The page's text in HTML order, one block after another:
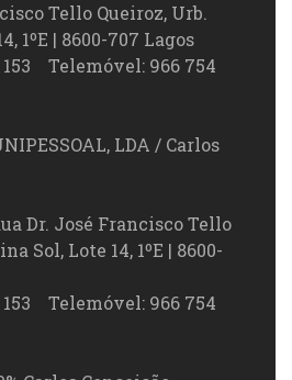
Tello Queiroz, Urb.
1ºE | 8600-707 Lagos
153 Telemóvel: 966 754
LDA / Carlos
Dr. José Francisco Tello
Sol, Lote 14, 1ºE | 8600-
153 Telemóvel: 966 754